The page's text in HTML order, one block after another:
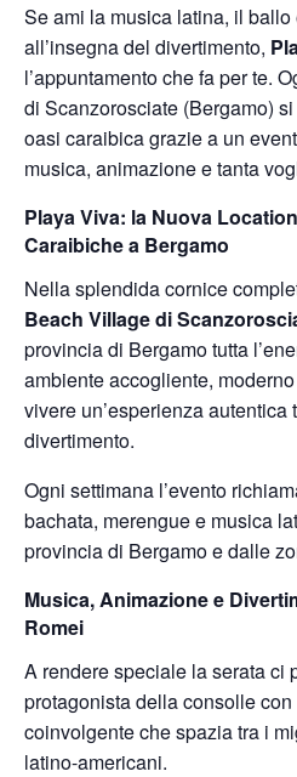
Se ami la musica latina, il
all’insegna del divertimento,
l’appuntamento che fa per te.
di Scanzorosciate (Bergamo)
oasi caraibica grazie a un
musica, animazione e tanta
Playa Viva: la Nuova
Caraibiche a Bergamo
Nella splendida cornice
Beach Village di
provincia di Bergamo tutta
ambiente accogliente,
vivere un’esperienza
divertimento.
Ogni settimana l’evento
bachata, merengue e musica
provincia di Bergamo e dalle
Musica, Animazione e
Romei
A rendere speciale la serata ci
protagonista della consolle
coinvolgente che spazia tra i
latino-americani.